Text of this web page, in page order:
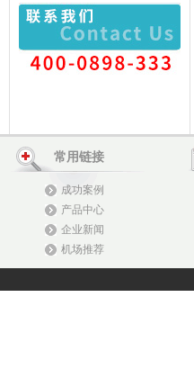
常用链接
成功案例
产品中心
企业新闻
机场推荐